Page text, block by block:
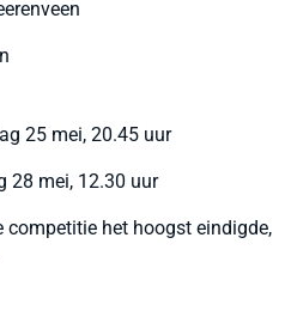
25 mei, 20.45 uur
28 mei, 12.30 uur
competitie het hoogst eindigde,